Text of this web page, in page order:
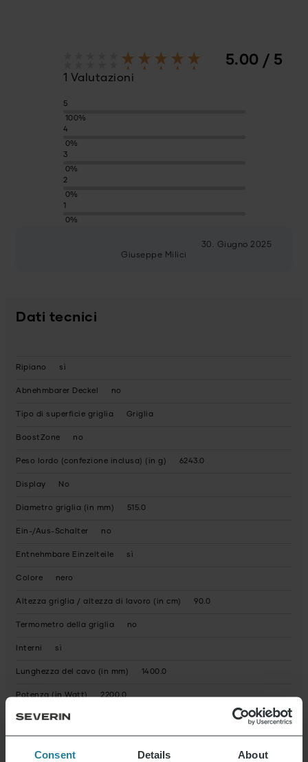
Consent Details About
5.00 / 5
1 Valutazioni
5
100%
4
0%
3
0%
2
0%
1
0%
30. Giugno 2025
Giuseppe Milici
Dati tecnici
Ripiano sì
Abnehmbarer Deckel no
Tipo di superficie griglia Griglia
BoostZone no
Peso lordo (confezione inclusa) (in g) 6243.0
Display No
Diametro griglia (in mm) 515.0
Ein-/Aus-Schalter no
Entnehmbare Einzelteile sì
Colore nero
Altezza griglia / altezza di lavoro (in cm) 90.0
Termometro della griglia no
Interni sì
Lunghezza del cavo (in mm) 1400.0
Potenza (in Watt) 2200.0
Esterni sì